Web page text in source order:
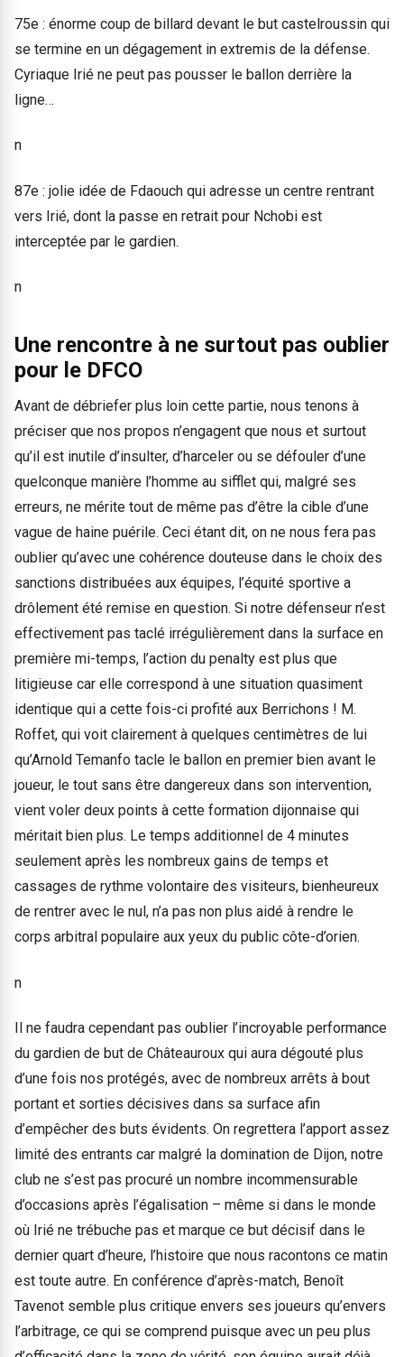
75e : énorme coup de billard devant le but castelroussin qui
se termine en un dégagement in extremis de la défense.
Cyriaque Irié ne peut pas pousser le ballon derrière la
ligne…
n
87e : jolie idée de Fdaouch qui adresse un centre rentrant
vers Irié, dont la passe en retrait pour Nchobi est
interceptée par le gardien.
n
Une rencontre à ne surtout pas oublier
pour le DFCO
Avant de débriefer plus loin cette partie, nous tenons à
préciser que nos propos n’engagent que nous et surtout
qu’il est inutile d’insulter, d’harceler ou se défouler d’une
quelconque manière l’homme au sifflet qui, malgré ses
erreurs, ne mérite tout de même pas d’être la cible d’une
vague de haine puérile. Ceci étant dit, on ne nous fera pas
oublier qu’avec une cohérence douteuse dans le choix des
sanctions distribuées aux équipes, l’équité sportive a
drôlement été remise en question. Si notre défenseur n’est
effectivement pas taclé irrégulièrement dans la surface en
première mi-temps, l’action du penalty est plus que
litigieuse car elle correspond à une situation quasiment
identique qui a cette fois-ci profité aux Berrichons ! M.
Roffet, qui voit clairement à quelques centimètres de lui
qu’Arnold Temanfo tacle le ballon en premier bien avant le
joueur, le tout sans être dangereux dans son intervention,
vient voler deux points à cette formation dijonnaise qui
méritait bien plus. Le temps additionnel de 4 minutes
seulement après les nombreux gains de temps et
cassages de rythme volontaire des visiteurs, bienheureux
de rentrer avec le nul, n’a pas non plus aidé à rendre le
corps arbitral populaire aux yeux du public côte-d’orien.
n
Il ne faudra cependant pas oublier l’incroyable performance
du gardien de but de Châteauroux qui aura dégouté plus
d’une fois nos protégés, avec de nombreux arrêts à bout
portant et sorties décisives dans sa surface afin
d’empêcher des buts évidents. On regrettera l’apport assez
limité des entrants car malgré la domination de Dijon, notre
club ne s’est pas procuré un nombre incommensurable
d’occasions après l’égalisation – même si dans le monde
où Irié ne trébuche pas et marque ce but décisif dans le
dernier quart d’heure, l’histoire que nous racontons ce matin
est toute autre. En conférence d’après-match, Benoît
Tavenot semble plus critique envers ses joueurs qu’envers
l’arbitrage, ce qui se comprend puisque avec un peu plus